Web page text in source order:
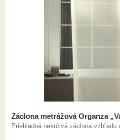
Záclona metrážová Organza
Priehladná nekrčivá záclona vzhľadu